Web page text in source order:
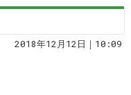
2018年12月12日｜10:09